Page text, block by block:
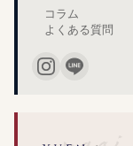
コラム
よくある質問